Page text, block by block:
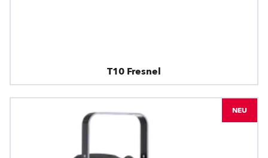
T10 Fresnel
NEU